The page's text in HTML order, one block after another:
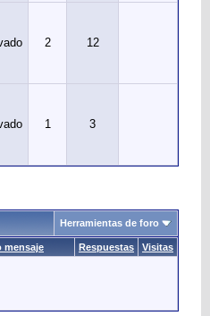
2 12
1 3
Herramientas de foro
mensaje Respuestas Visitas